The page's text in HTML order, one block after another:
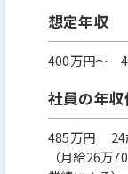
想定年収
400万円〜
社員の年収
485万円 24
（月給26万